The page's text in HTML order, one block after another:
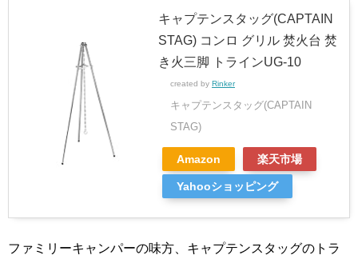
キャプテンスタッグ(CAPTAIN
STAG) コンロ グリル 焚火台 焚
き火三脚 トラインUG-10
created by Rinker
キャプテンスタッグ(CAPTAIN
STAG)
Amazon 楽天市場
Yahooショッピング
ファミリーキャンパーの味方、キャプテンスタッグのトラ